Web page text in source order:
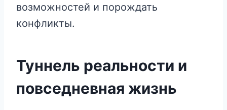
возможностей и порождать
конфликты.
Туннель реальности и
повседневная жизнь